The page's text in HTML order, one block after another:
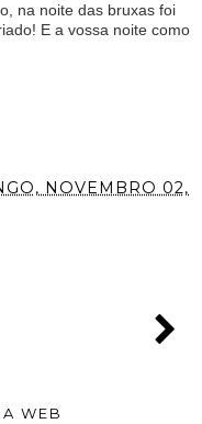
na noite das bruxas foi
E a vossa noite como
NOVEMBRO 02,
WEB